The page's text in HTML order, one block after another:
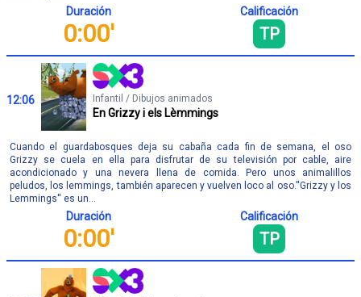
Duración
0:00'
Calificación
TP
12:06 Infantil / Dibujos animados
En Grizzy i els Lèmmings
Cuando el guardabosques deja su cabaña cada fin de semana, el oso
Grizzy se cuela en ella para disfrutar de su televisión por cable, aire
acondicionado y una nevera llena de comida. Pero unos animalillos
peludos, los lemmings, también aparecen y vuelven loco al oso.''Grizzy y los
Lemmings'' es un...
Duración
0:00'
Calificación
TP